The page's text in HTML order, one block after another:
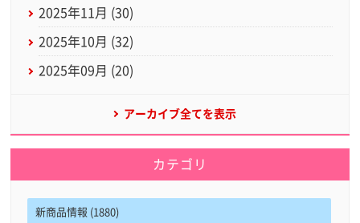
2025年11月 (30)
2025年10月 (32)
2025年09月 (20)
アーカイブ全てを表示
カテゴリ
新商品情報 (1880)